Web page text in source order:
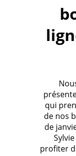
qui
de nos
de
profiter